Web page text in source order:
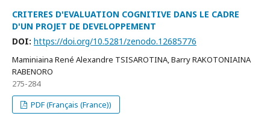
CRITERES D'EVALUATION COGNITIVE DANS LE CADRE
D'UN PROJET DE DEVELOPPEMENT
DOI: https://doi.org/10.5281/zenodo.12685776
Maminiaina René Alexandre TSISAROTINA, Barry RAKOTONIAINA
RABENORO
275-284
PDF (Français (France))